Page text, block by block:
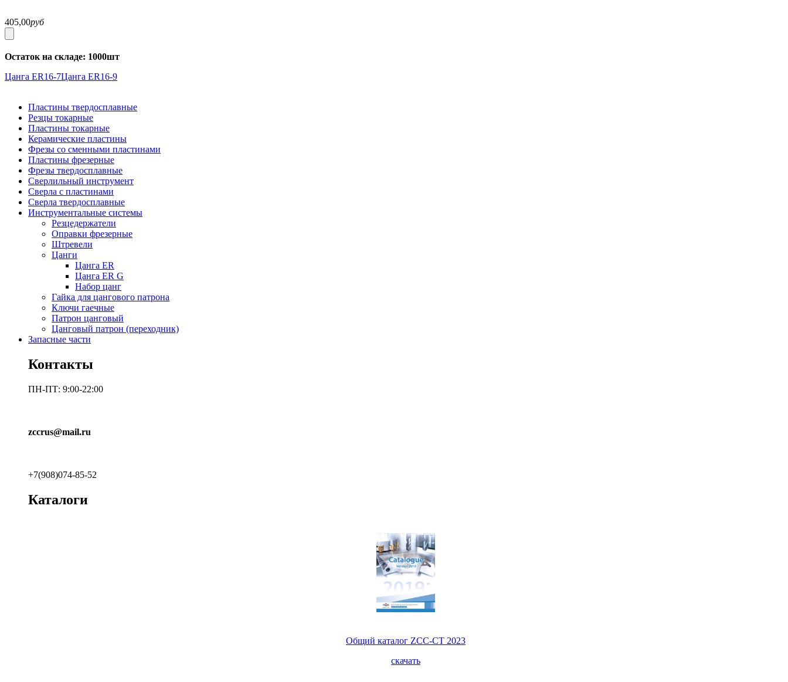
405,00руб
Остаток на складе: 1000шт
Цанга ER16-7Цанга ER16-9
Пластины твердосплавные
Резцы токарные
Пластины токарные
Керамические пластины
Фрезы со сменными пластинами
Пластины фрезерные
Фрезы твердосплавные
Сверлильный инструмент
Сверла с пластинами
Сверла твердосплавные
Инструментальные системы
Резцедержатели
Оправки фрезерные
Штревели
Цанги
Цанга ER
Цанга ER G
Набор цанг
Гайка для цангового патрона
Ключи гаечные
Патрон цанговый
Цанговый патрон (переходник)
Запасные части
Контакты
ПН-ПТ: 9:00-22:00
zccrus@mail.ru
+7(908)074-85-52
Каталоги
Общий каталог ZCC-CT 2023
скачать